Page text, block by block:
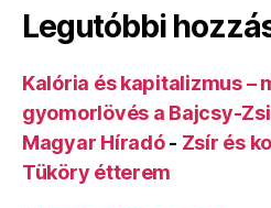
Legutóbbi
Kalória és kapitalizmus –
gyomorlövés a Bajcsy-
Magyar Híradó- Zsír és
Tüköry étterem